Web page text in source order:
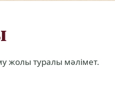
жолы туралы мәлімет.